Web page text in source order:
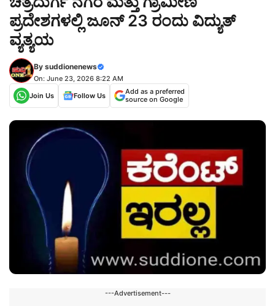
ಪ್ರದೇಶಗಳಲ್ಲಿ ಜೂನ್‌ 23 ರಂದು ವಿದ್ಯುತ್
ವ್ಯತ್ಯಯ
By suddionenews
On: June 23, 2026 8:22 AM
Join Us
Follow Us
Add as a preferred
source on Google
---Advertisement---